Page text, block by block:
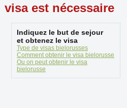
visa est nécessaire
Indiquez le but de sejour
et obtenez le visa
Type de visas bielorusses
Comment obtenir le visa bielorusse
Ou on peut obtenir le visa
bielorusse